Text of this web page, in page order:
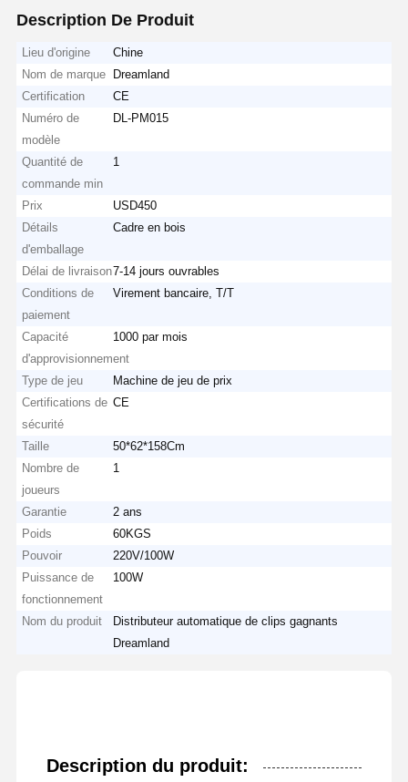
Description De Produit
Lieu d'origine
Chine
Nom de marque
Dreamland
Certification
CE
Numéro de
modèle
DL-PM015
Quantité de
commande min
1
Prix
USD450
Détails
d'emballage
Cadre en bois
Délai de livraison7-14 jours ouvrables
Conditions de
paiement
Virement bancaire, T/T
Capacité
d'approvisionnement
1000 par mois
Type de jeu
Machine de jeu de prix
Certifications de
sécurité
CE
Taille
50*62*158Cm
Nombre de
joueurs
1
Garantie
2 ans
Poids
60KGS
Pouvoir
220V/100W
Puissance de
fonctionnement
100W
Nom du produit
Distributeur automatique de clips gagnants
Dreamland
Description du produit: